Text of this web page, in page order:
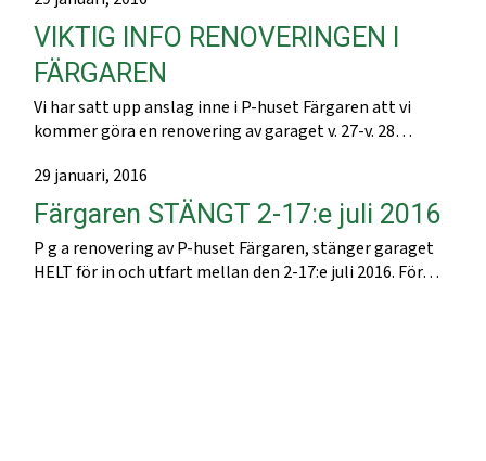
VIKTIG INFO RENOVERINGEN I
FÄRGAREN
Vi har satt upp anslag inne i P-huset Färgaren att vi
kommer göra en renovering av garaget v. 27-v. 28…
29 januari, 2016
Färgaren STÄNGT 2-17:e juli 2016
P g a renovering av P-huset Färgaren, stänger garaget
HELT för in och utfart mellan den 2-17:e juli 2016. För…